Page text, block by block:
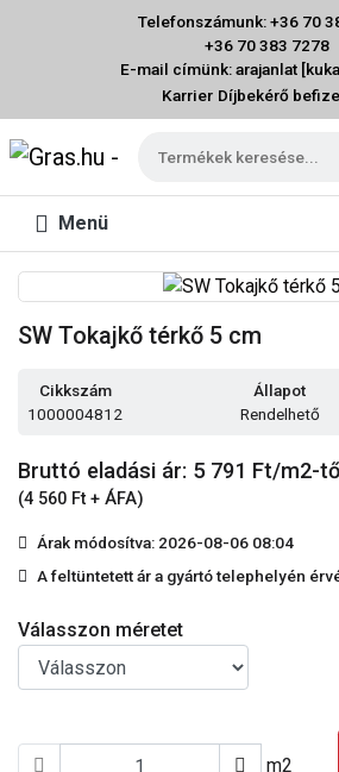
Telefonszámunk: +36 70
+36 70 383 7278
E-mail címünk: arajanlat
Karrier Díjbekérő
Menü
SW Tokajkő térkő 5 cm
Cikkszám
1000004812
Állapot
Rendelhető
Bruttó eladási ár: 5 791 Ft/m2-től
(4 560 Ft + ÁFA)
Árak módosítva: 2026-08-06 08:04
A feltüntetett ár a gyártó telephelyén
Válasszon méretet
m2